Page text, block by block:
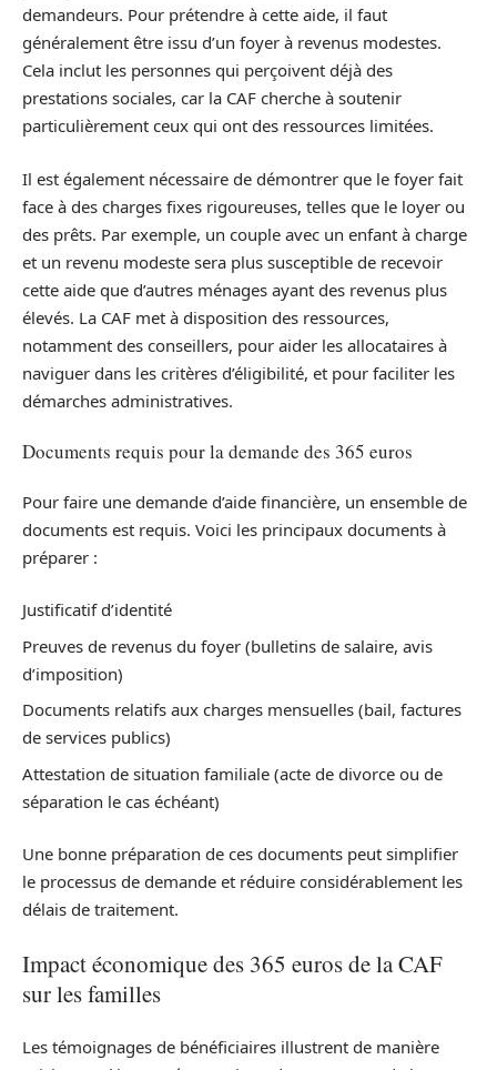
demandeurs. Pour prétendre à cette aide, il faut
généralement être issu d’un foyer à revenus modestes.
Cela inclut les personnes qui perçoivent déjà des
prestations sociales, car la CAF cherche à soutenir
particulièrement ceux qui ont des ressources limitées.
Il est également nécessaire de démontrer que le foyer fait
face à des charges fixes rigoureuses, telles que le loyer ou
des prêts. Par exemple, un couple avec un enfant à charge
et un revenu modeste sera plus susceptible de recevoir
cette aide que d’autres ménages ayant des revenus plus
élevés. La CAF met à disposition des ressources,
notamment des conseillers, pour aider les allocataires à
naviguer dans les critères d’éligibilité, et pour faciliter les
démarches administratives.
Documents requis pour la demande des 365 euros
Pour faire une demande d’aide financière, un ensemble de
documents est requis. Voici les principaux documents à
préparer :
Justificatif d’identité
Preuves de revenus du foyer (bulletins de salaire, avis
d’imposition)
Documents relatifs aux charges mensuelles (bail, factures
de services publics)
Attestation de situation familiale (acte de divorce ou de
séparation le cas échéant)
Une bonne préparation de ces documents peut simplifier
le processus de demande et réduire considérablement les
délais de traitement.
Impact économique des 365 euros de la CAF
sur les familles
Les témoignages de bénéficiaires illustrent de manière